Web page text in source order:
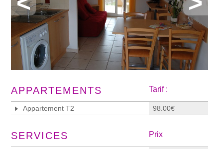
APPARTEMENTS Tarif :
Appartement T2 98.00€
SERVICES Prix